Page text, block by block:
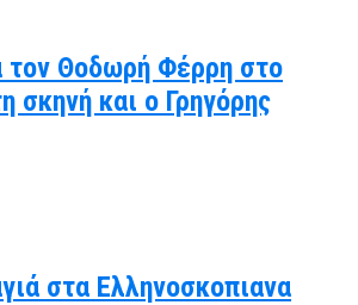
τον Θοδωρή Φέρρη στο
σκηνή και ο Γρηγόρης
στα Ελληνοσκοπιανα